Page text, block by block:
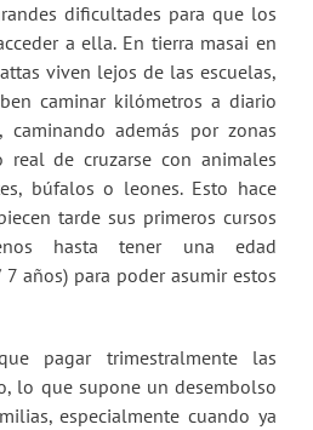
dificultades para que los
a ella. En tierra masai en
viven lejos de las escuelas,
caminar kilómetros a diario
además por zonas
de cruzarse con animales
búfalos o leones. Esto hace
tarde sus primeros cursos
hasta tener una edad
años) para poder asumir estos
pagar trimestralmente las
lo que supone un desembolso
especialmente cuando ya